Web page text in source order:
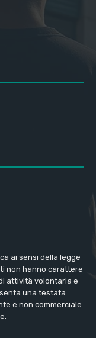
ai sensi della legge
non hanno carattere
attività volontaria e
una testata
e non commerciale